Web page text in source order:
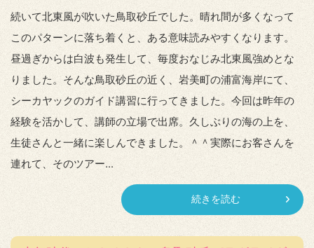
続いて北東風が吹いた鳥取砂丘でした。晴れ間が多くなって
このパターンに落ち着くと、ある意味読みやすくなります。
昼過ぎからは白波も発生して、毎度おなじみ北東風強めとな
りました。そんな鳥取砂丘の近く、岩美町の浦富海岸にて、
シーカヤックのガイド講習に行ってきました。今回は昨年の
経験を活かして、講師の立場で出席。久しぶりの海の上を、
生徒さんと一緒に楽しんできました。＾＾実際にお客さんを
連れて、そのツアー...
続きを読む